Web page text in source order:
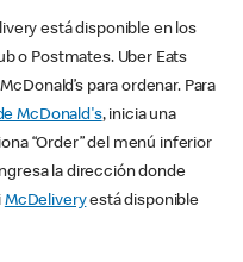
está disponible en los
o Postmates. Uber Eats
para ordenar. Para
McDonald's, inicia una
“Order” del menú inferior
la dirección donde
McDeliveryestá disponible